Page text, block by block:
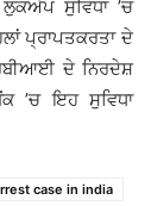
ਸੁਵਿਧਾ ’ਚ
ਪ੍ਰਾਪਤਕਰਤਾ ਦੇ
ਦੇ ਨਿਰਦੇਸ਼
’ਚ ਇਹ ਸੁਵਿਧਾ
case in india